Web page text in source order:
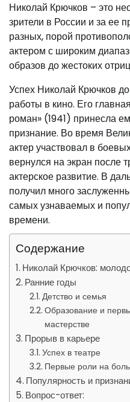
Николай Крючков – это
зрители в России и за ее
разных, порой
актером с широким
образов до жестоких
Успех Николай Крючков
работы в кино. Его
роман» (1941) принесла
признание. Во время
актер участвовал в
вернулся на экран после
актерское развитие. В
получил много
самых узнаваемых и
времени.
Содержание
Николай Крючков:
Ранние годы
Детство и семья
Образование и
мастерстве
Прорыв в карьере
Успех в театре
Первые роли на
Популярность и
Вопрос-ответ: